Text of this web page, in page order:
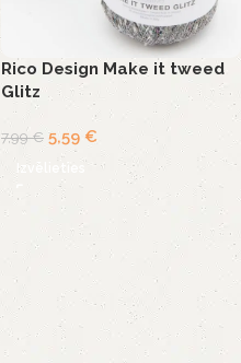
Rico Design Make it tweed
Glitz
7,99€ 5,59 €
Izvēlieties